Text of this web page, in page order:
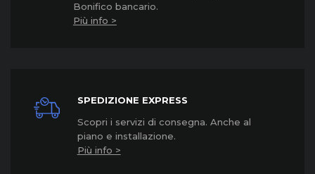
Bonifico bancario.
Più info >
SPEDIZIONE EXPRESS
Scopri i servizi di consegna. Anche al
piano e installazione.
Più info >